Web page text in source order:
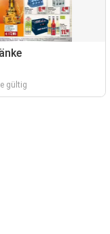
gültig